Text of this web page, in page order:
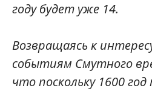
году будет уже 14.
Возвращаясь к
событиям Смутного
что поскольку 1600